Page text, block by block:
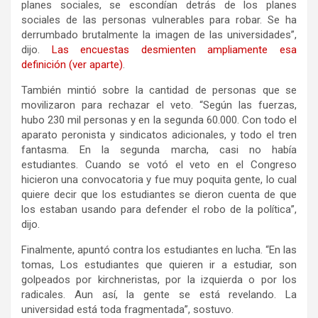
planes sociales, se escondían detrás de los planes
sociales de las personas vulnerables para robar. Se ha
derrumbado brutalmente la imagen de las universidades”,
dijo. Las encuestas desmienten ampliamente esa
definición (ver aparte).
También mintió sobre la cantidad de personas que se
movilizaron para rechazar el veto. “Según las fuerzas,
hubo 230 mil personas y en la segunda 60.000. Con todo el
aparato peronista y sindicatos adicionales, y todo el tren
fantasma. En la segunda marcha, casi no había
estudiantes. Cuando se votó el veto en el Congreso
hicieron una convocatoria y fue muy poquita gente, lo cual
quiere decir que los estudiantes se dieron cuenta de que
los estaban usando para defender el robo de la política”,
dijo.
Finalmente, apuntó contra los estudiantes en lucha. “En las
tomas, Los estudiantes que quieren ir a estudiar, son
golpeados por kirchneristas, por la izquierda o por los
radicales. Aun así, la gente se está revelando. La
universidad está toda fragmentada”, sostuvo.